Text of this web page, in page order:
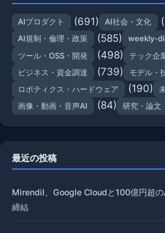
AIプロダクト (691) AI社会・文化
AI規制・倫理・政策 (585) weekly-
ツール・OSS・開発 (498) テック企
ビジネス・資金調達 (739) モデル・
ロボティクス・ハードウェア (190)
画像・動画・音声AI (84) 研究・論文
最近の投稿
Mirendil、Google Cloudと100億円超の
締結